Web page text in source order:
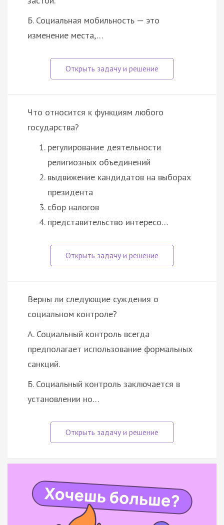
Б. Социальная мобильность — это
изменение места,…
Что относится к функциям любого
государства?
регулирование деятельности
религиозных объединений
выдвижение кандидатов на выборах
президента
сбор налогов
представительство интересо…
Верны ли следующие суждения о
социальном контроле?
А. Социальный контроль всегда
предполагает использование формальных
санкций.
Б. Социальный контроль заключается в
установлении но…